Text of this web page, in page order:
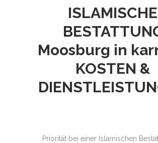
ISLAMISCHE
Moosburg in
KOSTEN &
Priorität bei einer Islamischen